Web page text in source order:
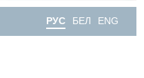
РУС БЕЛ ENG